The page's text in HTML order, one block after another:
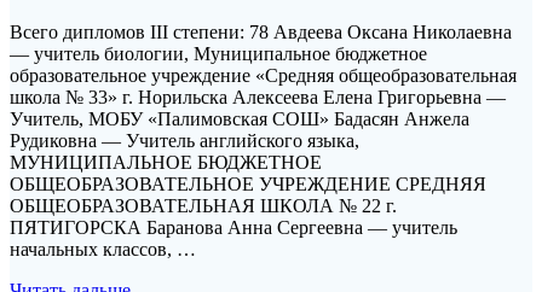
Всего дипломов III степени: 78 Авдеева Оксана Николаевна
— учитель биологии, Муниципальное бюджетное
образовательное учреждение «Средняя общеобразовательная
школа № 33» г. Норильска Алексеева Елена Григорьевна —
Учитель, МОБУ «Палимовская СОШ» Бадасян Анжела
Рудиковна — Учитель английского языка,
МУНИЦИПАЛЬНОЕ БЮДЖЕТНОЕ
ОБЩЕОБРАЗОВАТЕЛЬНОЕ УЧРЕЖДЕНИЕ СРЕДНЯЯ
ОБЩЕОБРАЗОВАТЕЛЬНАЯ ШКОЛА № 22 г.
ПЯТИГОРСКА Баранова Анна Сергеевна — учитель
начальных классов, …